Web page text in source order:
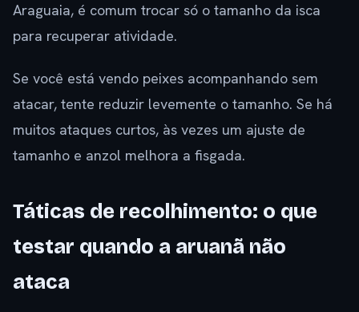
Araguaia, é comum trocar só o tamanho da isca
para recuperar atividade.
Se você está vendo peixes acompanhando sem
atacar, tente reduzir levemente o tamanho. Se há
muitos ataques curtos, às vezes um ajuste de
tamanho e anzol melhora a fisgada.
Táticas de recolhimento: o que
testar quando a aruanã não
ataca